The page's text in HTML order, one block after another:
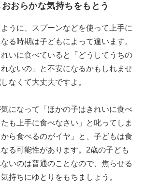
おらかな気持ちをもとう
うに、スプーンなどを使って上手に
る時期は子どもによって違います。
いに食べていると「どうしてうちの
ないの」と不安になるかもしれませ
なくて大丈夫ですよ。
になって「ほかの子はきれいに食べ
も上手に食べなさい」と叱ってしま
ら食べるのがイヤ」と、子どもは食
る可能性があります。2歳の子ども
いのは普通のことなので、焦らせる
持ちにゆとりをもちましょう。